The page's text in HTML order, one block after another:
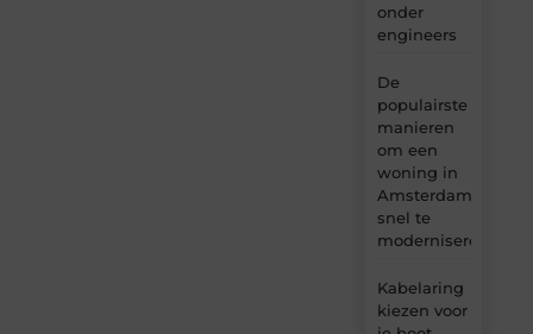
onder
engineers
De
populairste
manieren
om een
woning in
Amsterdam
snel te
moderniseren
Kabelaring
kiezen voor